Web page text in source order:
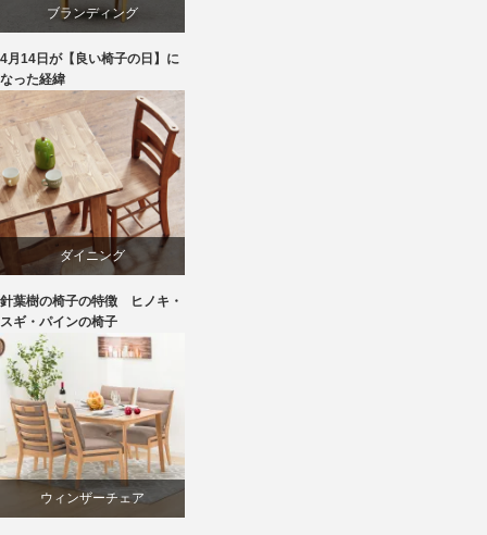
ブランディング
マーケティング
家具
旭川
椅子
4月14日が【良い椅子の日】に
なった経緯
ダイニング
パイン
天童木工
材料
針葉樹の椅子の特徴 ヒノキ・
スギ・パインの椅子
ウィンザーチェア